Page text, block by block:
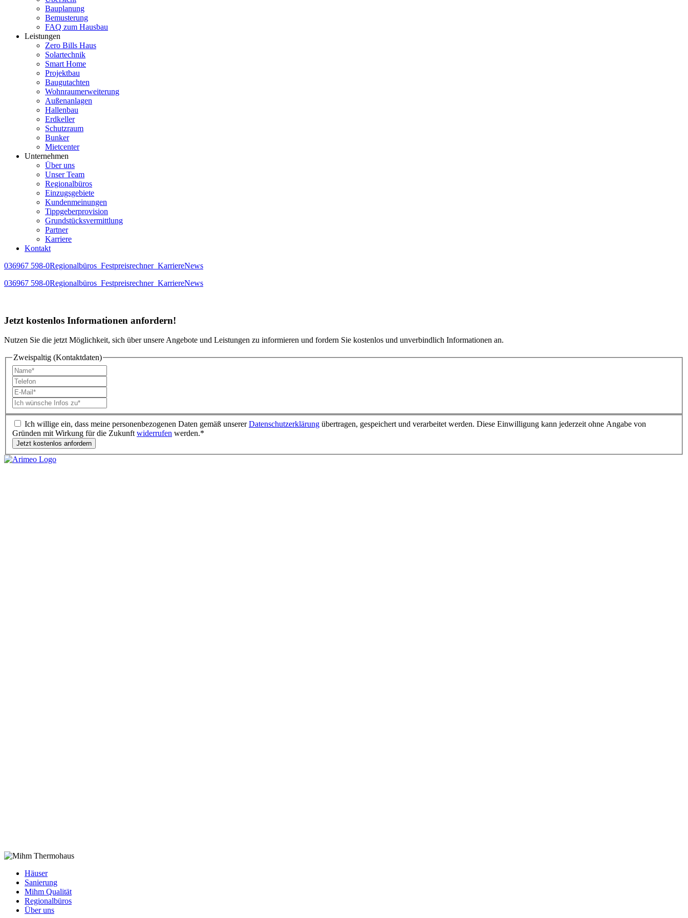
Bauplanung
Bemusterung
FAQ zum Hausbau
Leistungen
Zero Bills Haus
Solartechnik
Smart Home
Projektbau
Baugutachten
Wohnraumerweiterung
Außenanlagen
Hallenbau
Erdkeller
Schutzraum
Bunker
Mietcenter
Unternehmen
Über uns
Unser Team
Regionalbüros
Einzugsgebiete
Kundenmeinungen
Tippgeberprovision
Grundstücksvermittlung
Partner
Karriere
Kontakt
036967 598-0Regionalbüros Festpreisrechner KarriereNews
036967 598-0Regionalbüros Festpreisrechner KarriereNews
Jetzt kostenlos Informationen anfordern!
Nutzen Sie die jetzt Möglichkeit, sich über unsere Angebote und Leistungen zu informieren und fordern Sie kostenlos und unverbindlich Informationen an.
Zweispaltig (Kontaktdaten)
Ich willige ein, dass meine personenbezogenen Daten gemäß unsererDatenschutzerklärung übertragen, gespeichert und verarbeitet werden. Diese Einwilligung kann jederzeit ohne Angabe von
Gründen mit Wirkung für die Zukunft widerrufen werden.*
Häuser
Sanierung
Mihm Qualität
Regionalbüros
Über uns